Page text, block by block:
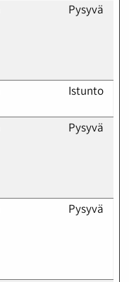
Pysyvä
Istunto
Pysyvä
Pysyvä